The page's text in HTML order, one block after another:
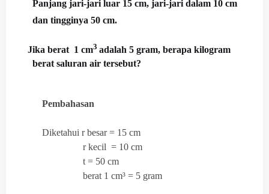
Panjang jari-jari luar 15 cm, jari-jari dalam 10 cm
dan tingginya 50 cm.
Jika berat 1 cm3 adalah 5 gram, berapa kilogram
berat saluran air tersebut?
Pembahasan
Diketahui r besar = 15 cm
r kecil = 10 cm
t = 50 cm
berat 1 cm³ = 5 gram